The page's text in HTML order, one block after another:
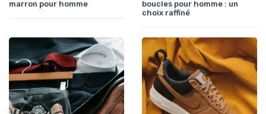
marron pour homme
boucles pour homme : un
choix raffiné